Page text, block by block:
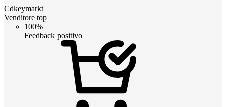
Cdkeymarkt
Venditore top
100%
Feedback positivo